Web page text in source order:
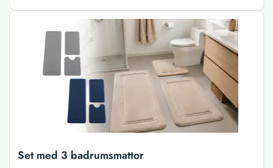
Set med 3 badrumsmattor